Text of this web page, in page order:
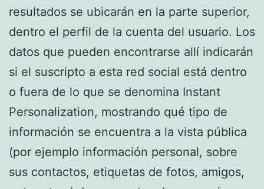
resultados se ubicarán en la parte superior,
dentro el perfil de la cuenta del usuario. Los
datos que pueden encontrarse allí indicarán
si el suscripto a esta red social está dentro
o fuera de lo que se denomina Instant
Personalization, mostrando qué tipo de
información se encuentra a la vista pública
(por ejemplo información personal, sobre
sus contactos, etiquetas de fotos, amigos,